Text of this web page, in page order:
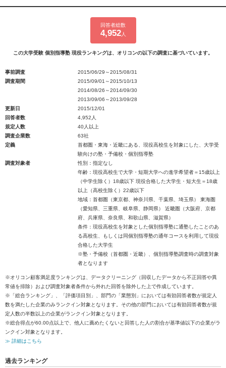
回答者総数
4,952人
この大学受験 個別指導塾 現役ランキングは、オリコンの以下の調査に基づいています。
事前調査
2015/06/29～2015/08/31
調査期間
2015/09/01～2015/10/13
2014/08/26～2014/09/30
2013/09/06～2013/09/28
更新日
2015/12/01
回答者数
4,952人
規定人数
40人以上
調査企業数
63社
定義
首都圏・東海・近畿にある、現役高校生を対象にした、大学受
験向けの塾・予備校・個別指導塾
調査対象者
性別：指定なし
年齢：現役高校生で大学・短期大学への進学希望者＝15歳以上
（中学生除く）18歳以下 現役合格した大学生・短大生＝18歳
以上（高校生除く）22歳以下
地域：首都圏（東京都、神奈川県、千葉県、埼玉県） 東海圏
（愛知県、三重県、岐阜県、静岡県） 近畿圏（大阪府、京都
府、兵庫県、奈良県、和歌山県、滋賀県）
条件：現役高校生を対象とした個別指導塾に通塾したことのあ
る高校生、もしくは同個別指導塾の通年コースを利用して現役
合格した大学生
※塾・予備校（首都圏・近畿）、個別指導塾調査時の調査対象
者となります
※オリコン顧客満足度ランキングは、データクリーニング（回収したデータから不正回答や異
常値を排除）および調査対象者条件から外れた回答を除外した上で作成しています。
※「総合ランキング」、「評価項目別」、部門の「業態別」においては有効回答者数が規定人
数を満たした企業のみランクイン対象となります。その他の部門においては有効回答者数が規
定人数の半数以上の企業がランクイン対象となります。
※総合得点が60.00点以上で、他人に薦めたくないと回答した人の割合が基準値以下の企業がラ
ンクイン対象となります。
≫ 詳細はこちら
過去ランキング